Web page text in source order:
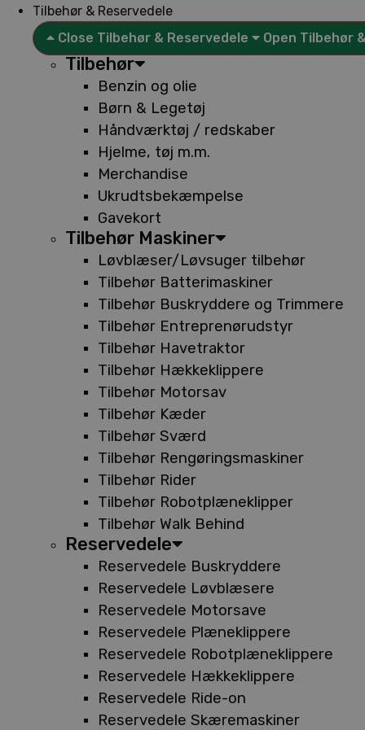
Tilbehør & Reservedele
Close Tilbehør & Reservedele
Open Tilbehør
Tilbehør
Benzin og olie
Børn & Legetøj
Håndværktøj / redskaber
Hjelme, tøj m.m.
Merchandise
Ukrudtsbekæmpelse
Gavekort
Tilbehør Maskiner
Løvblæser/Løvsuger tilbehør
Tilbehør Batterimaskiner
Tilbehør Buskryddere og Trimmere
Tilbehør Entreprenørudstyr
Tilbehør Havetraktor
Tilbehør Hækkeklippere
Tilbehør Motorsav
Tilbehør Kæder
Tilbehør Sværd
Tilbehør Rengøringsmaskiner
Tilbehør Rider
Tilbehør Robotplæneklipper
Tilbehør Walk Behind
Reservedele
Reservedele Buskryddere
Reservedele Løvblæsere
Reservedele Motorsave
Reservedele Plæneklippere
Reservedele Robotplæneklippere
Reservedele Hækkeklippere
Reservedele Ride-on
Reservedele Skæremaskiner